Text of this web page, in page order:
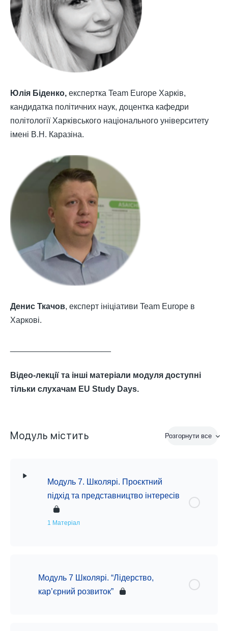
Юлія Біденко, експертка Team Europe Харків,
кандидатка політичних наук, доцентка кафедри
політології Харківського національного університету
імені В.Н. Каразіна.
Денис Ткачов, експерт ініціативи Team Europe в
Харкові.
Відео-лекції та інші матеріали модуля доступні
тільки слухачам EU Study Days.
Модуль містить
Розгорнути все
Модуль 7. Школярі. Проєктний
підхід та представництво інтересів
1 Матеріал
Модуль 7 Школярі. “Лідерство,
кар’єрний розвиток”